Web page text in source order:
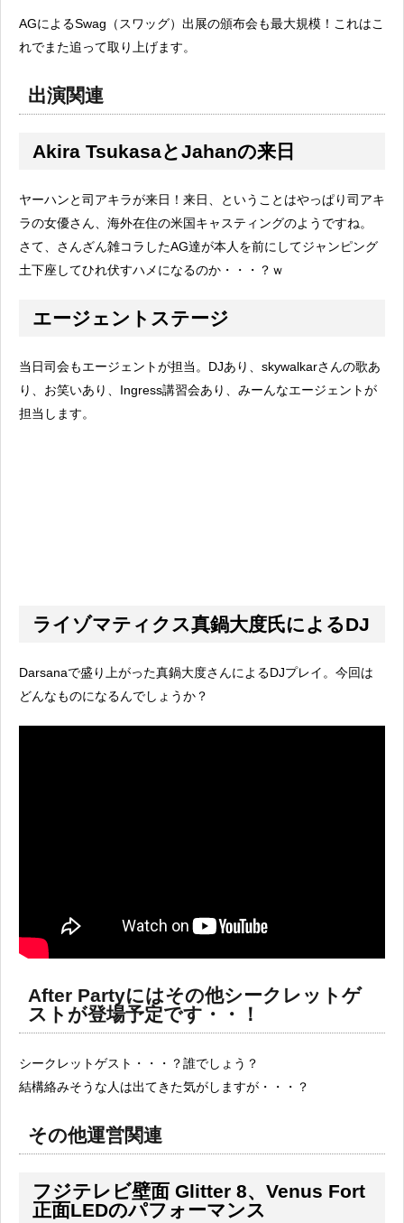
AGによるSwag（スワッグ）出展の頒布会も最大規模！これはこ
れでまた追って取り上げます。
出演関連
Akira TsukasaとJahanの来日
ヤーハンと司アキラが来日！来日、ということはやっぱり司アキ
ラの女優さん、海外在住の米国キャスティングのようですね。
さて、さんざん雑コラしたAG達が本人を前にしてジャンピング
土下座してひれ伏すハメになるのか・・・？ｗ
エージェントステージ
当日司会もエージェントが担当。DJあり、skywalkarさんの歌あ
り、お笑いあり、Ingress講習会あり、みーんなエージェントが
担当します。
ライゾマティクス真鍋大度氏によるDJ
Darsanaで盛り上がった真鍋大度さんによるDJプレイ。今回は
どんなものになるんでしょうか？
After Partyにはその他シークレットゲ
ストが登場予定です・・！
シークレットゲスト・・・？誰でしょう？
結構絡みそうな人は出てきた気がしますが・・・？
その他運営関連
フジテレビ壁面 Glitter 8、Venus Fort
正面LEDのパフォーマンス